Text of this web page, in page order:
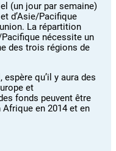
(un jour par semaine)
d’Asie/Pacifique
La répartition
nécessite un
des trois régions de
qu’il y aura des
et
fonds peuvent être
en 2014 et en